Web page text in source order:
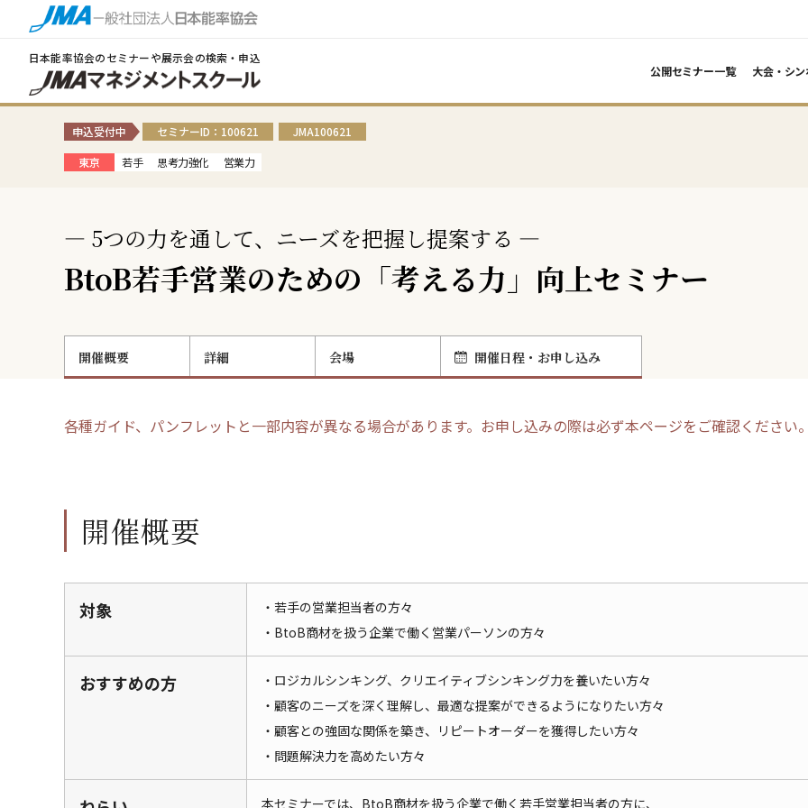
日本能率協会のセミナーや展示会の検索・申込
公開セミナー一覧
大会・シ
申込受付中 セミナーID：100621
JMA100621
東京
若手 思考力強化 営業力
― 5つの力を通して、ニーズを把握し提案する ―
BtoB若手営業のための「考える力」向上セミナー
開催概要 詳細 会場 開催日程・お申し込み
各種ガイド、パンフレットと一部内容が異なる場合があります。お申し込みの際は必ず本ページをご確認ください
開催概要
対象
・若手の営業担当者の方々
・BtoB商材を扱う企業で働く営業パーソンの方々
おすすめの方
・ロジカルシンキング、クリエイティブシンキング力を養いたい方々
・顧客のニーズを深く理解し、最適な提案ができるようになりたい方々
・顧客との強固な関係を築き、リピートオーダーを獲得したい方々
・問題解決力を高めたい方々
本セミナーでは、BtoB商材を扱う企業で働く若手営業担当者の方に、